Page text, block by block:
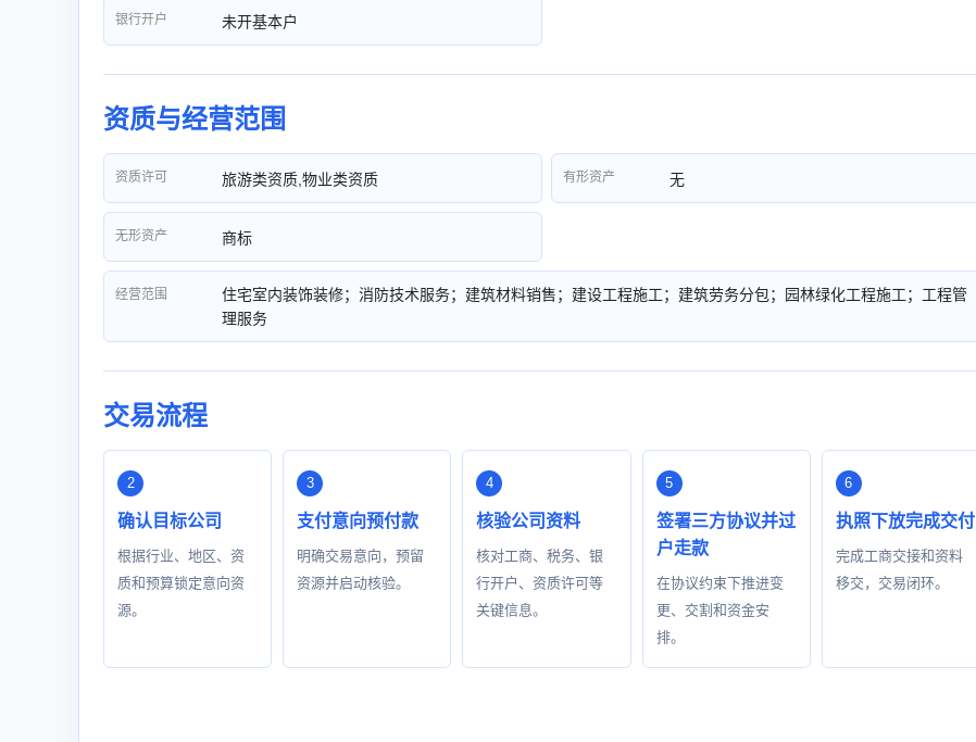
银行开户 未开基本户
资质与经营范围
资质许可 旅游类资质,物业类资质 有形资产 无
无形资产 商标
经营范围
住宅室内装饰装修；消防技术服务；建筑材料销售；建设工程施工；建筑劳务分包；园林绿化工程施工；工程管
理服务
交易流程
确认目标公司
根据行业、地区、资
质和预算锁定意向资
源。
支付意向预付款
明确交易意向，预留
资源并启动核验。
核验公司资料
核对工商、税务、银
行开户、资质许可等
关键信息。
签署三方协议并过
户走款
在协议约束下推进变
更、交割和资金安
排。
执照下放完成交付
完成工商交接和资料
移交，交易闭环。